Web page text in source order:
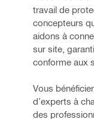
travail de
concepteurs
aidons à
sur site,
conforme aux
Vous
d’experts à
des